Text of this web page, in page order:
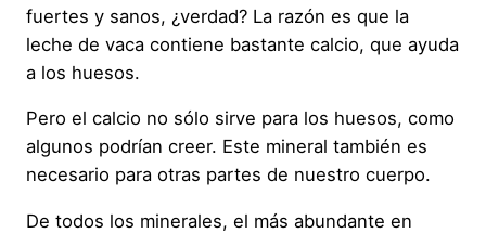
fuertes y sanos, ¿verdad? La razón es que la
leche de vaca contiene bastante calcio, que ayuda
a los huesos.
Pero el calcio no sólo sirve para los huesos, como
algunos podrían creer. Este mineral también es
necesario para otras partes de nuestro cuerpo.
De todos los minerales, el más abundante en